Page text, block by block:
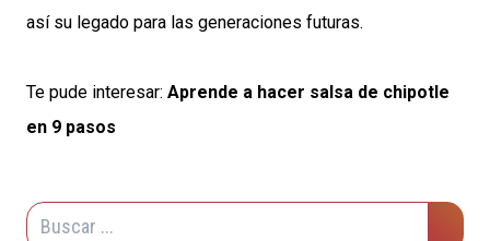
así su legado para las generaciones futuras.
Te pude interesar: Aprende a hacer salsa de chipotle
en 9 pasos